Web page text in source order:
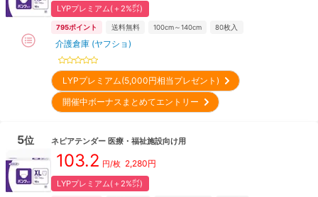
LYPプレミアム(＋2%㌽)
795ポイント 送料無料 100cm～140cm 80枚入
介護倉庫 (ヤフショ)
LYPプレミアム(5,000円相当プレゼント)
開催中ボーナスまとめてエントリー
5位 ネピアテンダー 医療・福祉施設向け用
103.2 円/枚 2,280円
LYPプレミアム(＋2%㌽)